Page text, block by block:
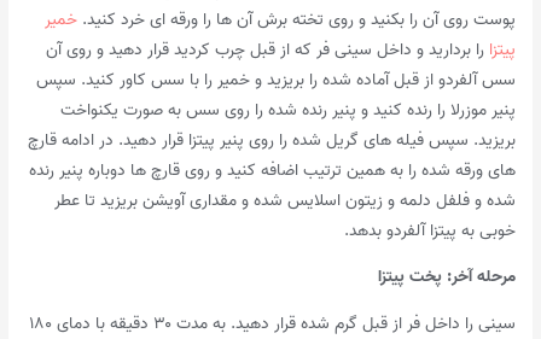
پوست روی آن را بکنید و روی تخته برش آن ها را ورقه ای خرد کنید.خمیر
پیتزا را بردارید و داخل سینی فر که از قبل چرب کردید قرار دهید و روی آن
سس آلفردو از قبل آماده شده را بریزید و خمیر را با سس کاور کنید. سپس
پنیر موزرلا را رنده کنید و پنیر رنده شده را روی سس به صورت یکنواخت
بریزید. سپس فیله های گریل شده را روی پنیر پیتزا قرار دهید. در ادامه قارچ
های ورقه شده را به همین ترتیب اضافه کنید و روی قارچ ها دوباره پنیر رنده
شده و فلفل دلمه و زیتون اسلایس شده و مقداری آویشن بریزید تا عطر
خوبی به پیتزا آلفردو بدهد.
مرحله آخر: پخت پیتزا
سینی را داخل فر از قبل گرم شده قرار دهید. به مدت ۳۰ دقیقه با دمای ۱۸۰